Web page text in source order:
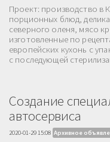
Проект: производство в
порционных блюд,
северного оленя, мясо
изготовленные по
европейских кухонь с
с последующей
Создание
автосервиса
2020-01-29 15:08 Архивное